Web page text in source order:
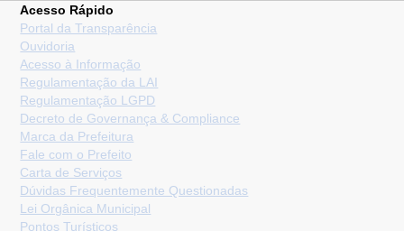
Acesso Rápido
Portal da Transparência
Ouvidoria
Acesso à Informação
Regulamentação da LAI
Regulamentação LGPD
Decreto de Governança & Compliance
Marca da Prefeitura
Fale com o Prefeito
Carta de Serviços
Dúvidas Frequentemente Questionadas
Lei Orgânica Municipal
Pontos Turísticos